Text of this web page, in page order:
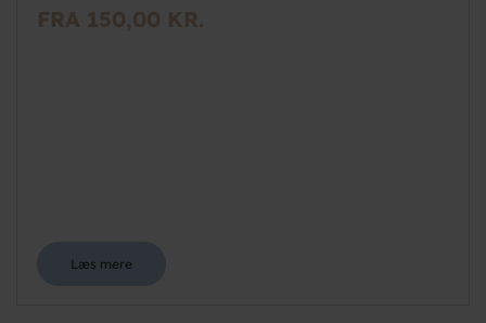
FRA 150,00 KR.
Læs mere